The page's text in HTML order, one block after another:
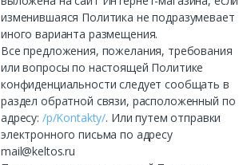
изменившаяся Политика не подразумевает
иного варианта размещения.
Все предложения, пожелания, требования
или вопросы по настоящей Политике
конфиденциальности следует сообщать в
раздел обратной связи, расположенный по
адресу: /p/Kontakty/. Или путем отправки
электронного письма по адресу
mail@keltos.ru